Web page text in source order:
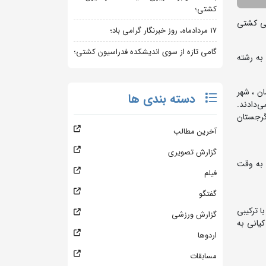
کشتی
در شوروی سابق به رشته
کردند. آن زمان ، شهر
گرجستان
در تفلیس تیم ایران با فقط یک تغییر در وزن هشتم مقابل بهترین‌های شوروی قرار گرفت. ساعت 6 بعد از ظهر روز دوازدهم فروردین 1340 به وقت
ترکیبی
به
کشتی؛
۱۷ مردادماه، روز خبرنگار گرامی باد؛
گامی تازه از سوی اندیشکده فدراسیون کشتی؛
دسته بندی ها
آخرین مطالب
گزارش تصویری
فیلم
گفتگو
گزارش ورزشی
اردوها
مسابقات